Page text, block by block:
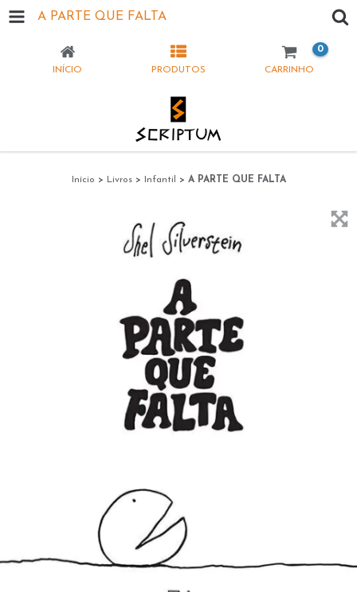
A PARTE QUE FALTA
INÍCIO PRODUTOS CARRINHO
0
Início > Livros > Infantil > A PARTE QUE FALTA